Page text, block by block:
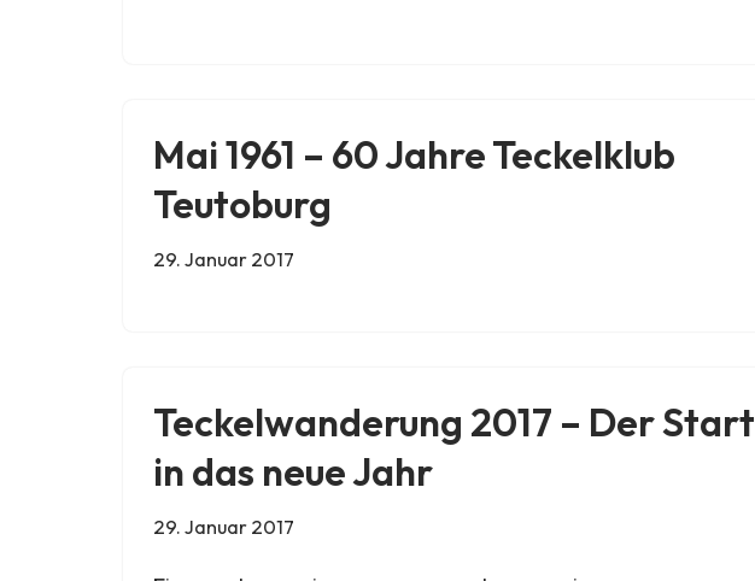
Mai 1961 – 60 Jahre Teckelklub
Teutoburg
29. Januar 2017
Teckelwanderung 2017 – Der Start
in das neue Jahr
29. Januar 2017